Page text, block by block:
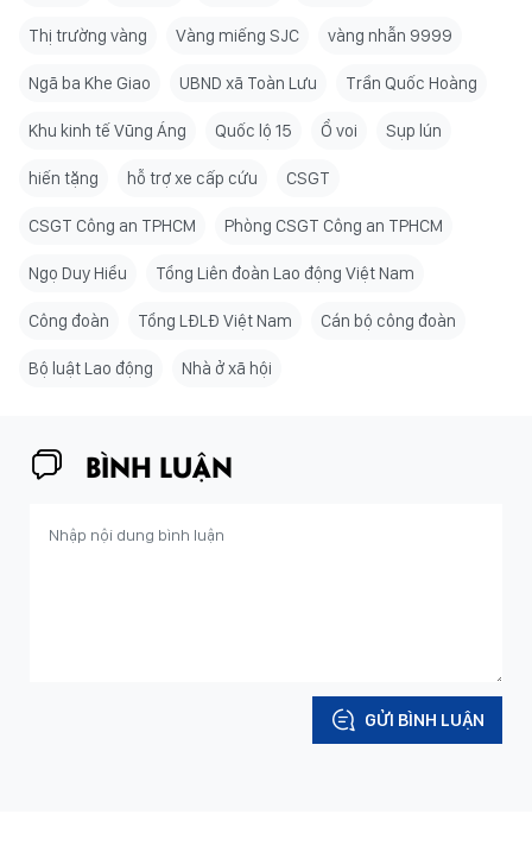
Thị trường vàng Vàng miếng SJC vàng nhẫn 9999
Ngã ba Khe Giao UBND xã Toàn Lưu Trần Quốc Hoàng
Khu kinh tế Vũng Áng Quốc lộ 15 Ổ voi Sụp lún
hiến tặng hỗ trợ xe cấp cứu CSGT
CSGT Công an TPHCM Phòng CSGT Công an TPHCM
Ngọ Duy Hiểu Tổng Liên đoàn Lao động Việt Nam
Công đoàn Tổng LĐLĐ Việt Nam Cán bộ công đoàn
Bộ luật Lao động Nhà ở xã hội
BÌNH LUẬN
GỬI BÌNH LUẬN